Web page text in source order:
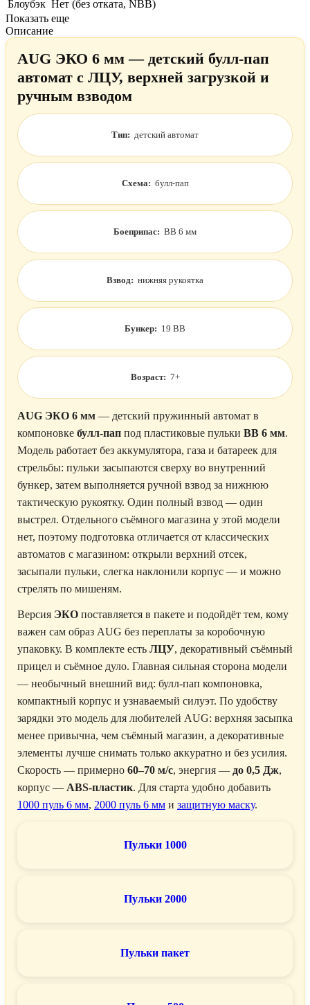
Блоубэк Нет (без отката, NBB)
Показать еще
Описание
AUG ЭКО 6 мм — детский булл-пап
автомат с ЛЦУ, верхней загрузкой и
ручным взводом
Тип: детский автомат
Схема: булл-пап
Боеприпас: BB 6 мм
Взвод: нижняя рукоятка
Бункер: 19 BB
Возраст: 7+
AUG ЭКО 6 мм — детский пружинный автомат в
компоновке булл-пап под пластиковые пульки BB 6 мм.
Модель работает без аккумулятора, газа и батареек для
стрельбы: пульки засыпаются сверху во внутренний
бункер, затем выполняется ручной взвод за нижнюю
тактическую рукоятку. Один полный взвод — один
выстрел. Отдельного съёмного магазина у этой модели
нет, поэтому подготовка отличается от классических
автоматов с магазином: открыли верхний отсек,
засыпали пульки, слегка наклонили корпус — и можно
стрелять по мишеням.
Версия ЭКО поставляется в пакете и подойдёт тем, кому
важен сам образ AUG без переплаты за коробочную
упаковку. В комплекте есть ЛЦУ, декоративный съёмный
прицел и съёмное дуло. Главная сильная сторона модели
— необычный внешний вид: булл-пап компоновка,
компактный корпус и узнаваемый силуэт. По удобству
зарядки это модель для любителей AUG: верхняя засыпка
менее привычна, чем съёмный магазин, а декоративные
элементы лучше снимать только аккуратно и без усилия.
Скорость — примерно 60–70 м/с, энергия — до 0,5 Дж,
корпус — ABS-пластик. Для старта удобно добавить
1000 пуль 6 мм, 2000 пуль 6 мм и защитную маску.
Пульки 1000
Пульки 2000
Пульки пакет